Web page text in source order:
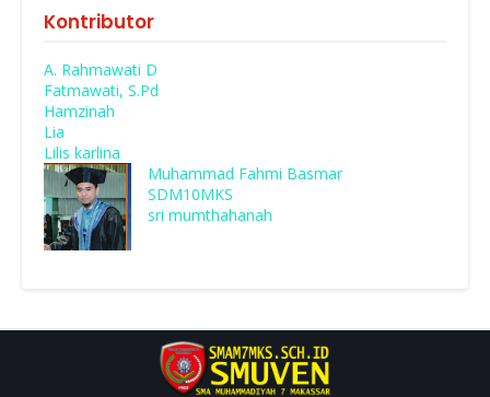
Kontributor
A. Rahmawati D
Fatmawati, S.Pd
Hamzinah
Lia
Lilis karlina
Muhammad Fahmi Basmar
SDM10MKS
sri mumthahanah